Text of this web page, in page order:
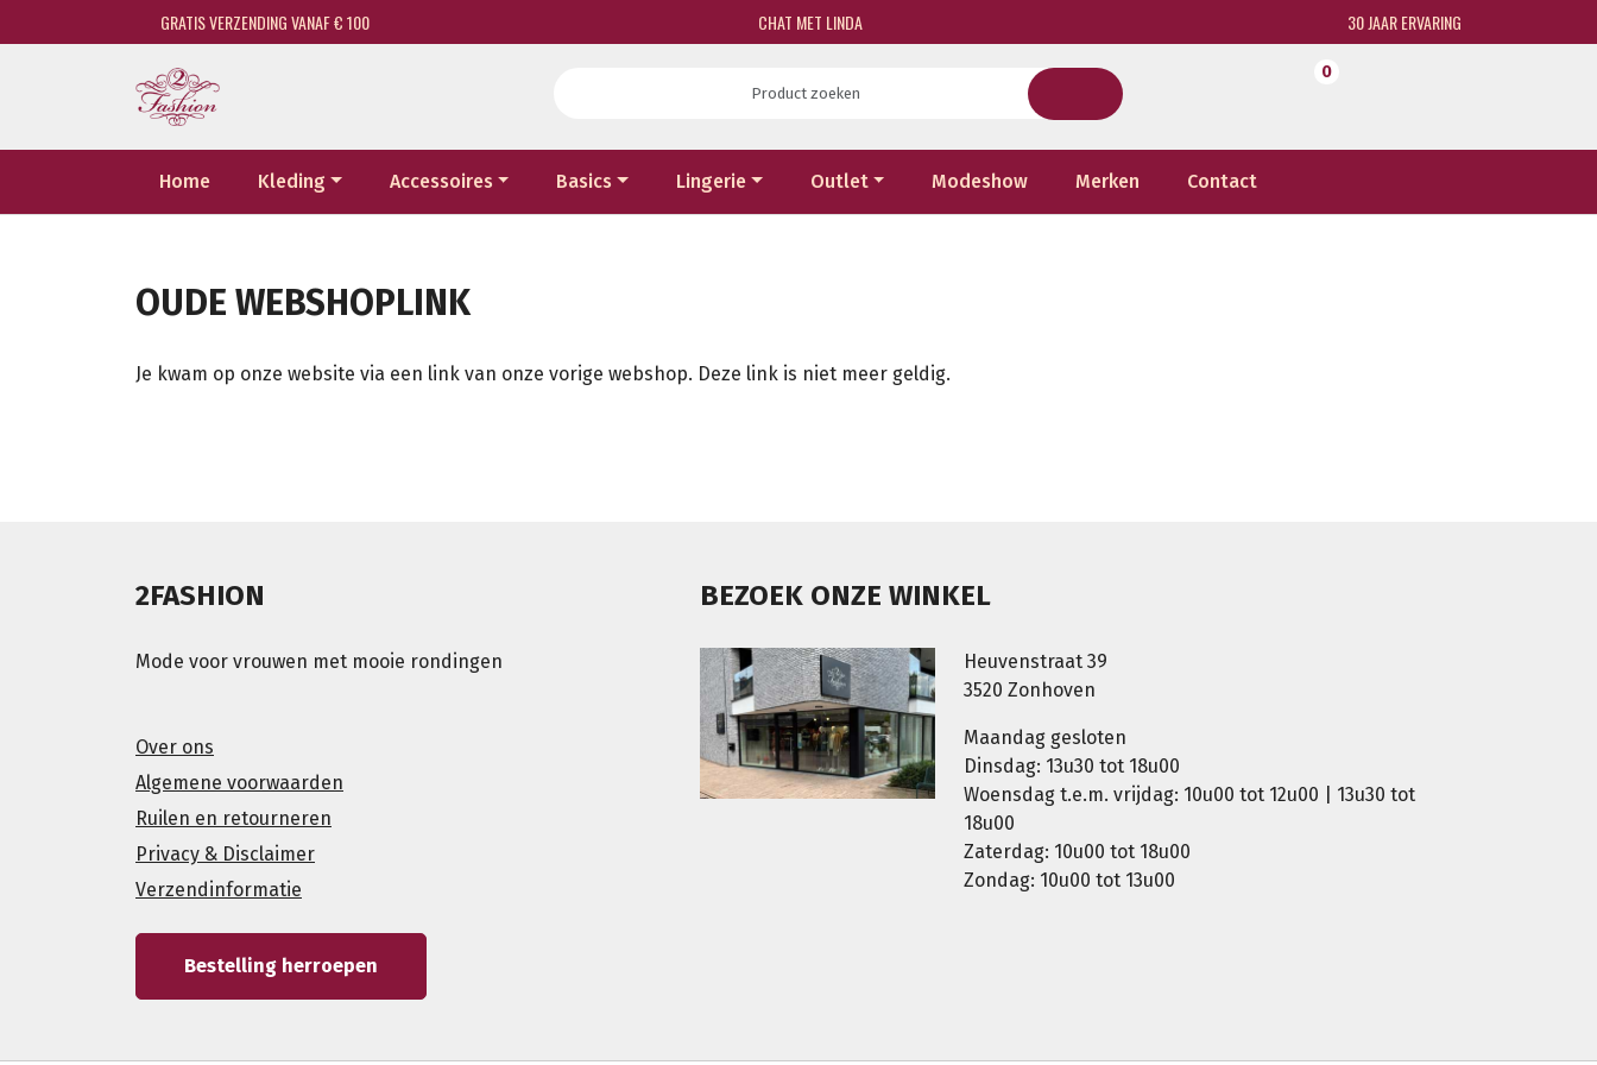
GRATIS VERZENDING VANAF € 100 CHAT MET LINDA 30 JAAR ERVARING
0
Home Kleding Accessoires Basics Lingerie Outlet Modeshow Merken Contact
OUDE WEBSHOPLINK
Je kwam op onze website via een link van onze vorige webshop. Deze link is niet meer geldig.
2FASHION
Mode voor vrouwen met mooie rondingen
Over ons
Algemene voorwaarden
Ruilen en retourneren
Privacy & Disclaimer
Verzendinformatie
Bestelling herroepen
BEZOEK ONZE WINKEL
Heuvenstraat 39
3520 Zonhoven
Maandag gesloten
Dinsdag: 13u30 tot 18u00
Woensdag t.e.m. vrijdag: 10u00 tot 12u00 | 13u30 tot
18u00
Zaterdag: 10u00 tot 18u00
Zondag: 10u00 tot 13u00